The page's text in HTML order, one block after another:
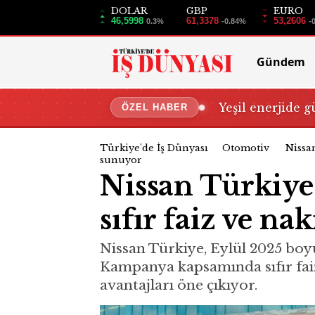
DOLAR
46,5998 0.3%
GBP
61,3378 -0.84%
EURO
53,2606 -
Gündem
ÖZEL HABER Yeşil enerjide
Türkiye'de İş Dünyası Otomotiv
sunuyor
Nissan
sıfır faiz ve
Nissan Türkiye, Eylül 2025
Kampanya kapsamında sıfır
avantajları öne çıkıyor.